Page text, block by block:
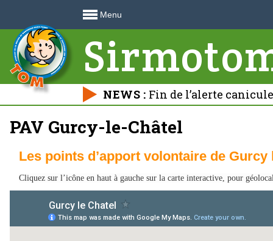
Menu
NEWS : Fin de l’alerte
déchetteries 🍃
PAV Gurcy-le-Châtel
Les points d’apport volontaire de Gurcy
Cliquez sur l’icône en haut à gauche sur la carte interactive, pour